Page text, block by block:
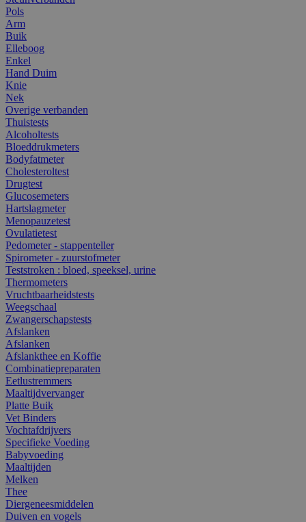
Pols
Arm
Buik
Elleboog
Enkel
Hand Duim
Knie
Nek
Overige verbanden
Thuistests
Alcoholtests
Bloeddrukmeters
Bodyfatmeter
Cholesteroltest
Drugtest
Glucosemeters
Hartslagmeter
Menopauzetest
Ovulatietest
Pedometer - stappenteller
Spirometer - zuurstofmeter
Teststroken : bloed, speeksel, urine
Thermometers
Vruchtbaarheidstests
Weegschaal
Zwangerschapstests
Afslanken
Afslanken
Afslankthee en Koffie
Combinatiepreparaten
Eetlustremmers
Maaltijdvervanger
Platte Buik
Vet Binders
Vochtafdrijvers
Specifieke Voeding
Babyvoeding
Maaltijden
Melken
Thee
Diergeneesmiddelen
Duiven en vogels